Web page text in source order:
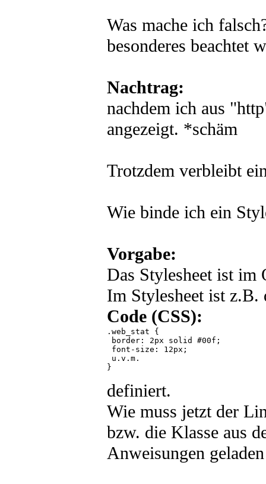
Was mache ich
besonderes beachtet
Nachtrag:
nachdem ich aus
angezeigt. *schäm
Trotzdem verbleibt
Wie binde ich ein
Vorgabe:
Das Stylesheet ist im
Im Stylesheet ist z.B.
Code (CSS):
.web_stat {
border: 2px solid #00f;
font-size: 12px;
u.v.m.
}
definiert.
Wie muss jetzt der
bzw. die Klasse aus
Anweisungen